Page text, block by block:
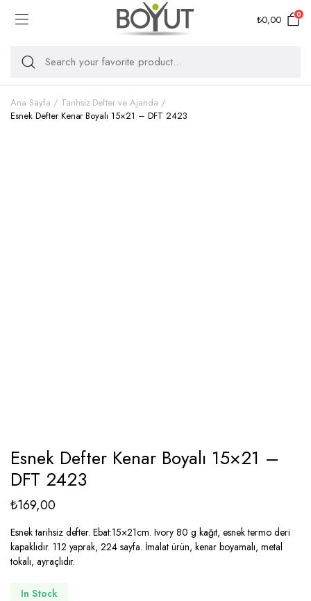
₺0,00 0
Ana Sayfa
Tarihsiz Defter ve Ajanda
Esnek Defter Kenar Boyalı 15×21 – DFT 2423
Esnek Defter Kenar Boyalı 15×21 –
DFT 2423
₺169,00
Esnek tarihsiz defter. Ebat:15×21cm. Ivory 80 g kağıt, esnek termo deri
kapaklıdır. 112 yaprak, 224 sayfa. İmalat ürün, kenar boyamalı, metal
tokalı, ayraçlıdır.
In Stock